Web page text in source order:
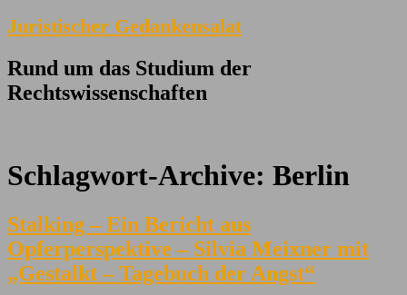
Juristischer Gedankensalat
Rund um das Studium der
Rechtswissenschaften
Schlagwort-Archive: Berlin
Stalking – Ein Bericht aus
Opferperspektive – Silvia Meixner mit
„Gestalkt – Tagebuch der Angst“